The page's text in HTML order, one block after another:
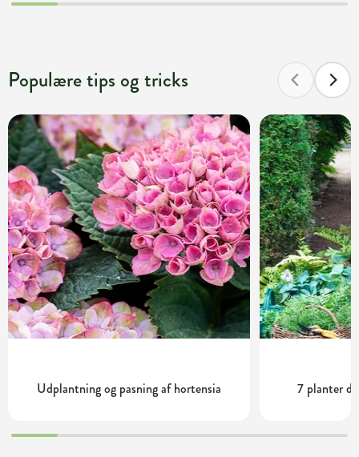
Populære tips og tricks
Udplantning og pasning af hortensia 7 planter